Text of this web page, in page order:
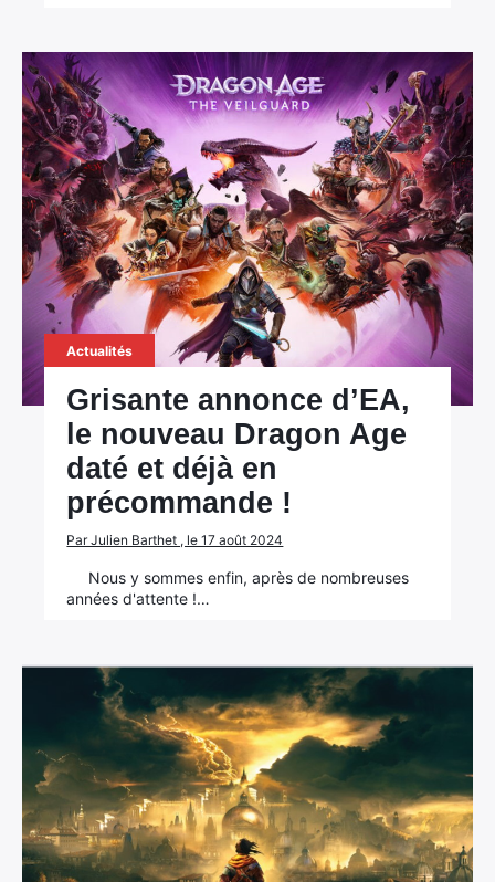
Actualités
Grisante annonce d’EA,
le nouveau Dragon Age
daté et déjà en
précommande !
Par Julien Barthet , le 17 août 2024
Nous y sommes enfin, après de nombreuses
années d'attente !…